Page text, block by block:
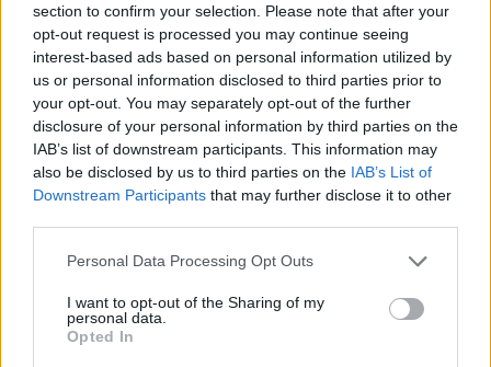
section to confirm your selection. Please note that after your
opt-out request is processed you may continue seeing
interest-based ads based on personal information utilized by
us or personal information disclosed to third parties prior to
your opt-out. You may separately opt-out of the further
disclosure of your personal information by third parties on the
IAB’s list of downstream participants. This information may
also be disclosed by us to third parties on the IAB’s List of
Downstream Participants that may further disclose it to other
Personal Data Processing Opt Outs
I want to opt-out of the Sharing of my
personal data.
Opted In
Ahogyan arról már beszámoltunk, Szergej Lavrov orosz
külügyminiszter rendkívül drasztikus jelzőkkel írta le brit
kollégájával való tárgyalását. A találkozóra azután került
sor, hogy az Egyesült Királyság jelentős aktivitást mutat az
orosz-ukrán konfliktus ügyében, csapatokat telepítve Kelet-
Európába. A Portfolio nemrég választ kapott a Brit
Hadügyminisztériumtól...
KEDVES OLVASÓNK!
tartozik, melynek olvasása előfizetéses
regisztrációhoz kötött.